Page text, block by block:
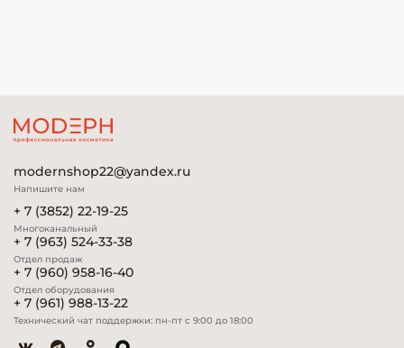
modernshop22@yandex.ru
Напишите нам
+ 7 (3852) 22-19-25
Многоканальный
+ 7 (963) 524-33-38
Отдел продаж
+ 7 (960) 958-16-40
Отдел оборудования
+ 7 (961) 988-13-22
Технический чат поддержки: пн-пт с 9:00 до 18:00